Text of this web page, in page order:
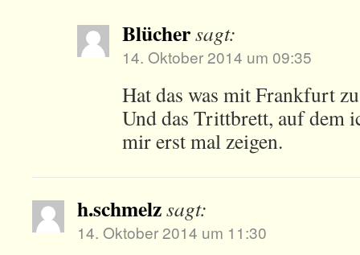
Blüchersagt:
14. Oktober 2014 um 09:35
Hat das was mit Frankfurt
Und das Trittbrett, auf dem
mir erst mal zeigen.
h.schmelzsagt:
14. Oktober 2014 um 11:30